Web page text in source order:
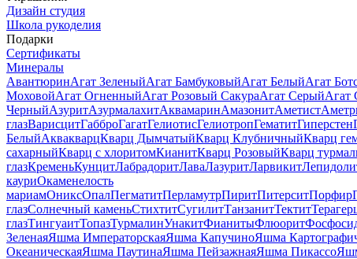
Дизайн студия
Школа рукоделия
Подарки
Сертификаты
Минералы
АвантюринАгат ЗеленыйАгат БамбуковыйАгат БелыйАгат
МоховойАгат ОгненныйАгат Розовый СакураАгат СерыйАгат
ЧерныйАзуритАзурмалахитАквамаринАмазонитАметист
глазВарисцитГабброГагатГелиотисГелиотропГематитГиперстен
БелыйАквакварцКварц ДымчатыйКварц КлубничныйКварц
сахарныйКварц с хлоритомКианитКварц РозовыйКварц
глазКременьКунцитЛабрадоритЛаваЛазуритЛарвикит
кауриОкаменелость
мариамОниксОпалПегматитПерламутрПиритПитерситПорфир
глазСолнечный каменьСтихтитСугилитТанзанитТектит
глазТингуаитТопазТурмалинУнакитФианитыФлюорит
ЗеленаяЯшма ИмператорскаяЯшма КапучиноЯшма
ОкеаническаяЯшма ПаутинаЯшма ПейзажнаяЯшма Пикассо